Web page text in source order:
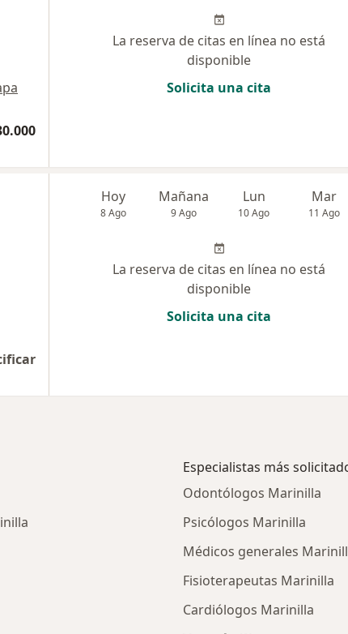
La reserva de citas en línea no está
disponible
Solicita una cita
Hoy
8 Ago
Mañana
9 Ago
Lun
10 Ago
Mar
11 Ago
La reserva de citas en línea no está
disponible
Solicita una cita
Especialistas más
Odontólogos Marinilla
Psicólogos Marinilla
Médicos generales
Fisioterapeutas Marinilla
Cardiólogos Marinilla